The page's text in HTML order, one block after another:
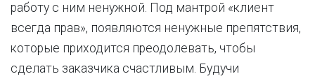
работу с ним ненужной. Под мантрой «клиент
всегда прав», появляются ненужные препятствия,
которые приходится преодолевать, чтобы
сделать заказчика счастливым. Будучи